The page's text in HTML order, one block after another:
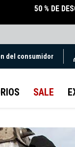
50 % DE
del consumidor
SALE